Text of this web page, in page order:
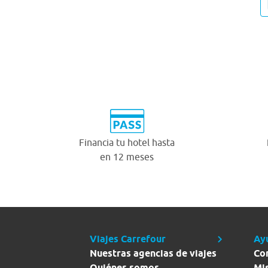
Financia tu hotel hasta
en 12 meses
Viajes Carrefour
Nuestras agencias de viajes